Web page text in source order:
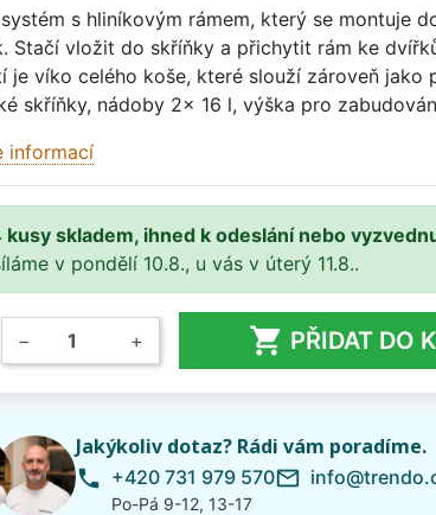
s hliníkovým rámem, který se montuje
Stačí vložit do skříňky a přichytit rám ke
je víko celého koše, které slouží zároveň jako
skříňky, nádoby 2x 16 l, výška pro
informací
kusy skladem, ihned k odeslání nebo
v pondělí 10.8., u vás v úterý 11.8..
− +  PŘIDAT DO
Jakýkoliv dotaz? Rádi vám poradíme.
phone +420 731 979 570
Po-Pá 9-12, 13-17
mail_outline